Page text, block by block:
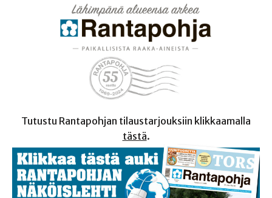
Tutustu Rantapohjan tilaustarjouksiin klikkaamalla
tästä.